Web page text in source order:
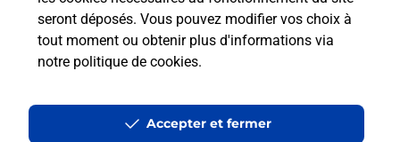
seront déposés. Vous pouvez modifier vos choix à
tout moment ou obtenir plus d'informations via
notre politique de cookies.
Accepter et fermer
Accessibilité : partiellement conforme